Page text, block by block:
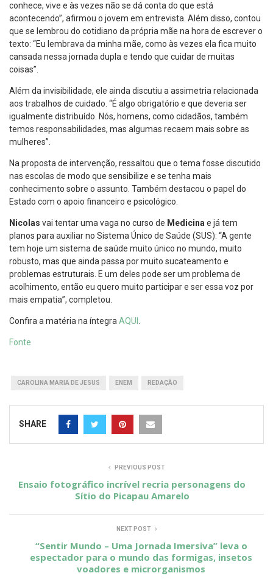
conhece, vive e às vezes não se dá conta do que está
acontecendo”, afirmou o jovem em entrevista. Além disso, contou
que se lembrou do cotidiano da própria mãe na hora de escrever o
texto: “Eu lembrava da minha mãe, como às vezes ela fica muito
cansada nessa jornada dupla e tendo que cuidar de muitas
coisas”.
Além da invisibilidade, ele ainda discutiu a assimetria relacionada
aos trabalhos de cuidado. “É algo obrigatório e que deveria ser
igualmente distribuído. Nós, homens, como cidadãos, também
temos responsabilidades, mas algumas recaem mais sobre as
mulheres”.
Na proposta de intervenção, ressaltou que o tema fosse discutido
nas escolas de modo que sensibilize e se tenha mais
conhecimento sobre o assunto. Também destacou o papel do
Estado com o apoio financeiro e psicológico.
Nicolas vai tentar uma vaga no curso de Medicinae já tem
planos para auxiliar no Sistema Único de Saúde (SUS): “A gente
tem hoje um sistema de saúde muito único no mundo, muito
robusto, mas que ainda passa por muito sucateamento e
problemas estruturais. E um deles pode ser um problema de
acolhimento, então eu quero muito participar e ser essa voz por
mais empatia”, completou.
Confira a matéria na íntegraAQUI .
Fonte
CAROLINA MARIA DE JESUS ENEM REDAÇÃO
SHARE
PREVIOUS POST
Ensaio fotográfico incrível recria personagens do
Sítio do Picapau Amarelo
NEXT POST
“Sentir Mundo – Uma Jornada Imersiva” leva o
espectador para o mundo das formigas, insetos
voadores e microrganismos